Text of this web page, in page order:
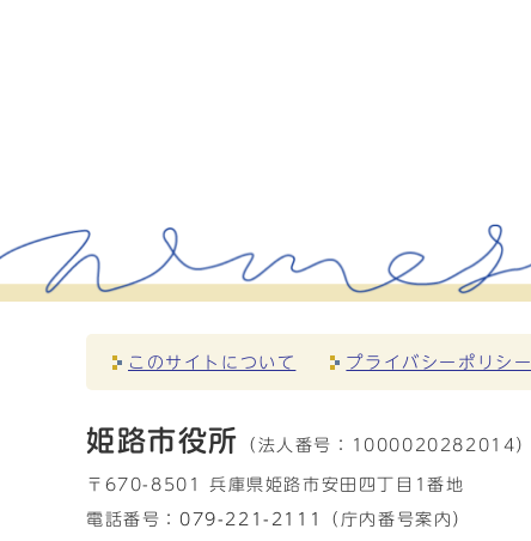
このサイトについて プライバシーポリシー
姫路市役所 （法人番号： 1000020282014）
〒670-8501 兵庫県姫路市安田四丁目1番地
電話番号： 079-221-2111 （庁内番号案内）